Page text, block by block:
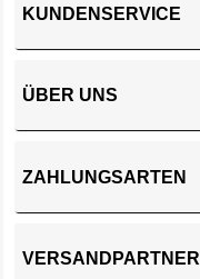
KUNDENSERVICE
ÜBER UNS
ZAHLUNGSARTEN
VERSANDPARTNER